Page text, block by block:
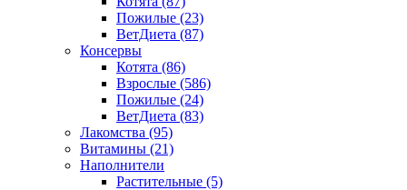
Пожилые (23)
ВетДиета (87)
Консервы
Котята (86)
Взрослые (586)
Пожилые (24)
ВетДиета (83)
Лакомства (95)
Витамины (21)
Наполнители
Растительные (5)